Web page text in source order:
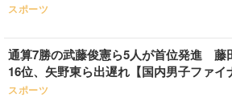
スポーツ
通算7勝の武藤俊憲ら5人が首位発進 藤
16位、矢野東ら出遅れ【国内男子ファイ
スポーツ